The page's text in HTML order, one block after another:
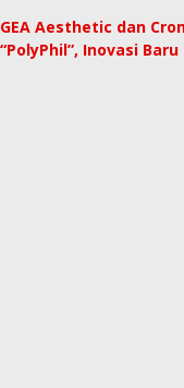
GEA Aesthetic dan
“PolyPhil”, Inovasi